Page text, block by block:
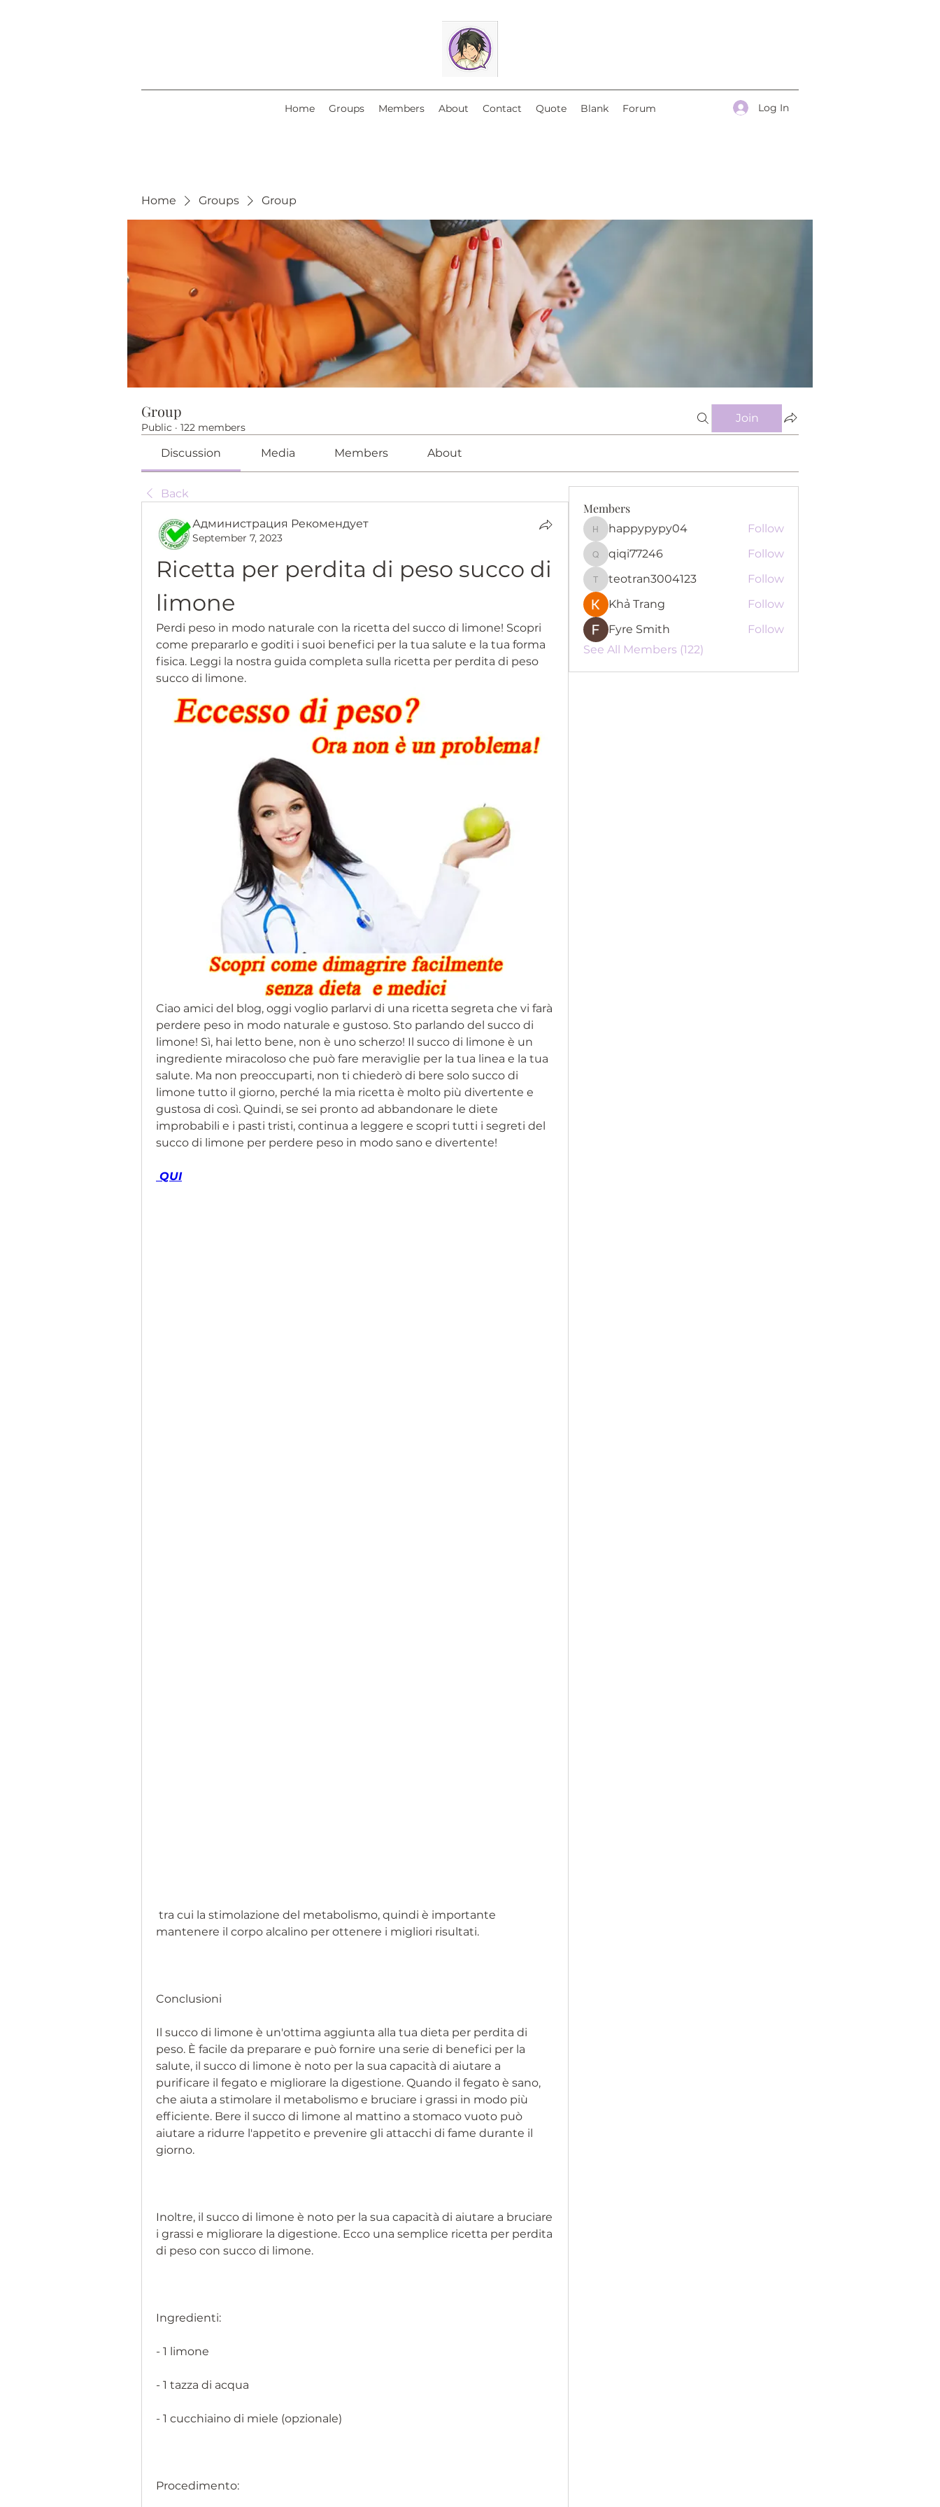
Home Groups Members About Contact Quote Blank Forum Log In
Home Groups Group
Group
Public · 122 members
Join
Discussion Media Members About
Back
Администрация Рекомендует
September 7, 2023
Ricetta per perdita di peso succo di
limone
Perdi peso in modo naturale con la ricetta del succo di limone! Scopri
come prepararlo e goditi i suoi benefici per la tua salute e la tua forma
fisica. Leggi la nostra guida completa sulla ricetta per perdita di peso
succo di limone.
Ciao amici del blog, oggi voglio parlarvi di una ricetta segreta che vi farà
perdere peso in modo naturale e gustoso. Sto parlando del succo di
limone! Sì, hai letto bene, non è uno scherzo! Il succo di limone è un
ingrediente miracoloso che può fare meraviglie per la tua linea e la tua
salute. Ma non preoccuparti, non ti chiederò di bere solo succo di
limone tutto il giorno, perché la mia ricetta è molto più divertente e
gustosa di così. Quindi, se sei pronto ad abbandonare le diete
improbabili e i pasti tristi, continua a leggere e scopri tutti i segreti del
succo di limone per perdere peso in modo sano e divertente!
QUI
mantenere il corpo alcalino per ottenere i migliori risultati.
Conclusioni
Il succo di limone è un'ottima aggiunta alla tua dieta per perdita di
peso. È facile da preparare e può fornire una serie di benefici per la
salute, il succo di limone è noto per la sua capacità di aiutare a
purificare il fegato e migliorare la digestione. Quando il fegato è sano,
che aiuta a stimolare il metabolismo e bruciare i grassi in modo più
efficiente. Bere il succo di limone al mattino a stomaco vuoto può
aiutare a ridurre l'appetito e prevenire gli attacchi di fame durante il
giorno.
Inoltre, il succo di limone è noto per la sua capacità di aiutare a bruciare
i grassi e migliorare la digestione. Ecco una semplice ricetta per perdita
di peso con succo di limone.
Ingredienti:
- 1 limone
- 1 tazza di acqua
- 1 cucchiaino di miele (opzionale)
Procedimento:
Members
happypypy04
happypypy04 Follow
qiqi77246
qiqi77246 Follow
teotran3004123
teotran3004123
Follow
Khả Trang
Follow
Fyre Smith
Follow
See All Members (122)